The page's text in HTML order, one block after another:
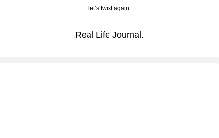
let’s twist again.
Real Life Journal.